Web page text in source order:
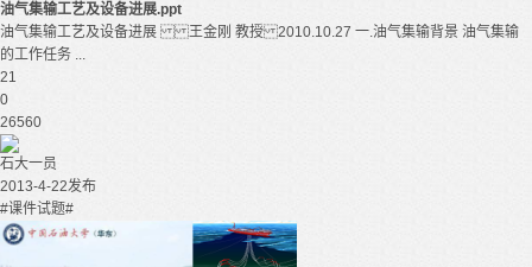
油气集输工艺及设备进展.ppt
油气集输工艺及设备进展 王金刚 教授 2010.10.27 一.油气集输背景 油气集输
的工作任务 ...
21
0
26560
石大一员
2013-4-22发布
#课件试题#